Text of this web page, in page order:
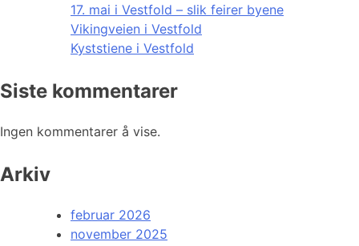
17. mai i Vestfold – slik feirer byene
Vikingveien i Vestfold
Kyststiene i Vestfold
Siste kommentarer
Ingen kommentarer å vise.
Arkiv
februar 2026
november 2025